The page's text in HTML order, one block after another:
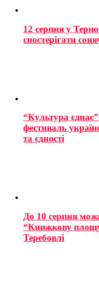
12 серпня у
спостерігати
“Культура
фестиваль
та єдності
До 10 серпня
“Книжкову
Теребовлі